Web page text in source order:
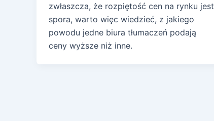
zwłaszcza, że rozpiętość cen na rynku jest
spora, warto więc wiedzieć, z jakiego
powodu jedne biura tłumaczeń podają
ceny wyższe niż inne.